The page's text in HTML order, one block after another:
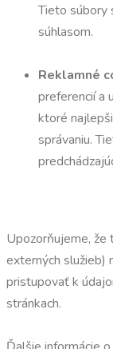
Tieto súbory
súhlasom.
Reklamné
preferencií a
ktoré
správaniu.
Upozorňujeme,
externých služieb)
pristupovať k
stránkach.